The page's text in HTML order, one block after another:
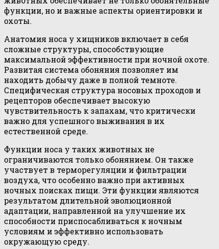
функции, но и важные аспекты ориентировки и
охоты.
Анатомия носа у хищников включает в себя
сложные структуры, способствующие
максимальной эффективности при ночной охоте.
Развитая система обоняния позволяет им
находить добычу даже в полной темноте.
Специфическая структура носовых проходов и
рецепторов обеспечивает высокую
чувствительность к запахам, что критически
важно для успешного выживания в их
естественной среде.
Функции носа у таких животных не
ограничиваются только обонянием. Он также
участвует в терморегуляции и фильтрации
воздуха, что особенно важно при активных
ночных поисках пищи. Эти функции являются
результатом длительной эволюционной
адаптации, направленной на улучшение их
способности приспосабливаться к ночным
условиям и эффективно использовать
окружающую среду.